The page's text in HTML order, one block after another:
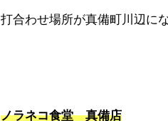
打合わせ場所が真備町川辺に
ノラネコ食堂 真備店